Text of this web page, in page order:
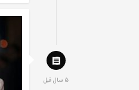
5 سال قبل